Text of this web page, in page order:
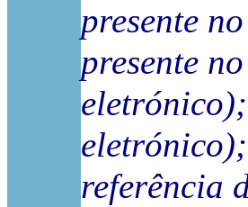
presente
presente
referência